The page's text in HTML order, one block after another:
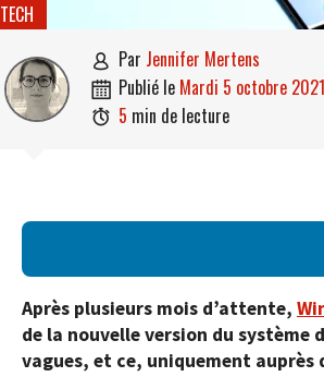
TECH
 par Jennifer Mertens
 publié le mardi 5 octobre 2021
 5 min de lecture
Après plusieurs mois d’attente,
de la nouvelle version du
vagues, et ce, uniquement